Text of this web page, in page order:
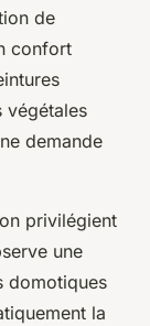
de
confort
végétales
demande
privilégient
une
domotiques
la